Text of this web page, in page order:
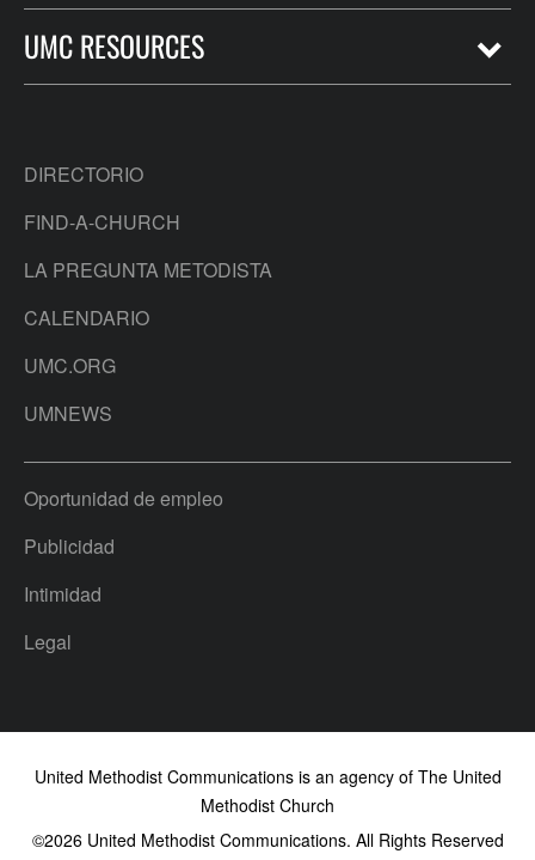
UMC RESOURCES
DIRECTORIO
FIND-A-CHURCH
LA PREGUNTA METODISTA
CALENDARIO
UMC.ORG
UMNEWS
Oportunidad de empleo
Publicidad
Intimidad
Legal
United Methodist Communications is an agency of The United
Methodist Church
©2026United Methodist Communications. All Rights Reserved